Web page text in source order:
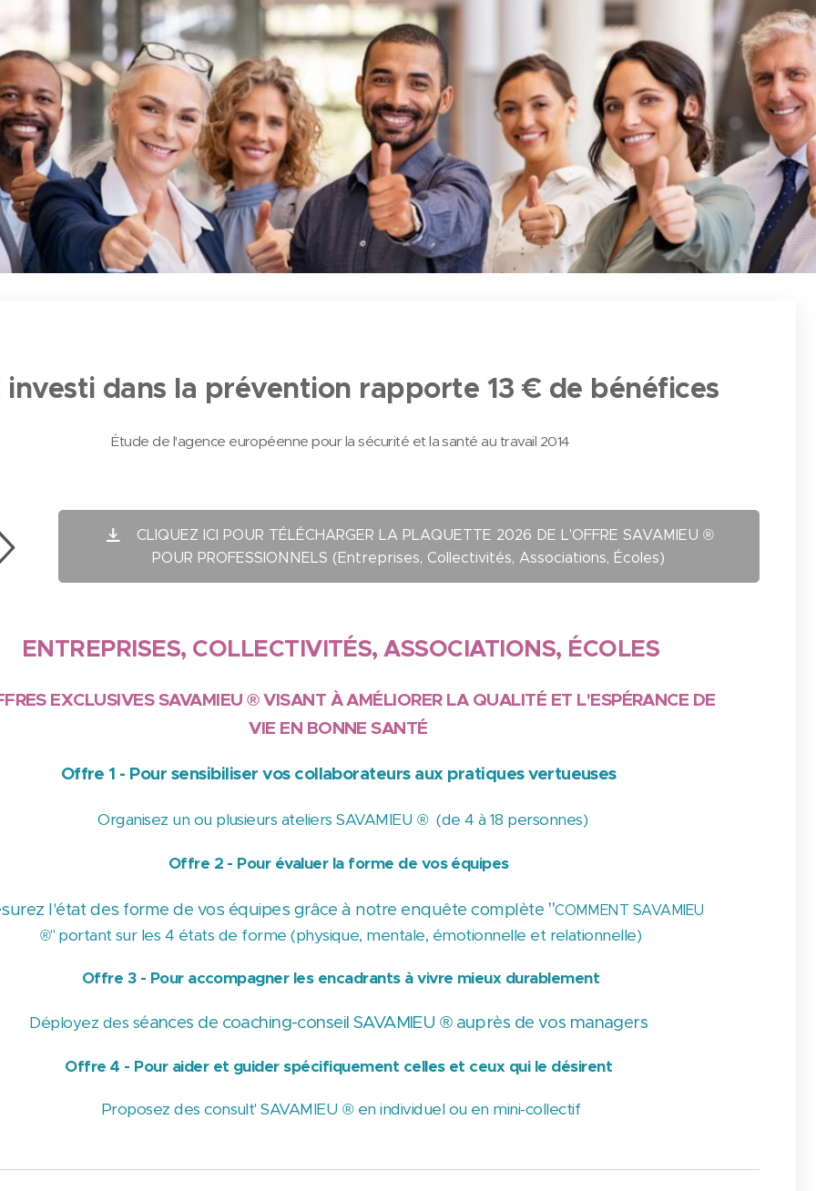
investi dans la prévention rapporte 13 € de bénéfices
Étude de l'agence européenne pour la sécurité et la santé au travail 2014
CLIQUEZ ICI POUR TÉLÉCHARGER LA PLAQUETTE 2026 DE L'OFFRE SAVAMIEU ®
POUR PROFESSIONNELS (Entreprises, Collectivités, Associations, Écoles)
ENTREPRISES, COLLECTIVITÉS, ASSOCIATIONS, ÉCOLES
EXCLUSIVES SAVAMIEU ® VISANT À AMÉLIORER LA QUALITÉ ET L'ESPÉRANCE DE
VIE EN BONNE SANTÉ
Offre 1 - Pour sensibiliser vos collaborateurs aux pratiques vertueuses
Organisez un ou plusieurs ateliers SAVAMIEU ® (de 4 à 18 personnes)
Offre 2 - Pour évaluerla forme de vos équipes
l'état des forme de vos équipes grâce à notre enquête complète "COMMENT SAVAMIEU
®" portant sur les 4 états de forme (physique, mentale, émotionnelle et relationnelle)
Offre 3 - Pour accompagner les encadrants à vivre mieux durablement
Déployez des séances de coaching-conseil SAVAMIEU ® auprès de vos managers
Offre 4 - Pour aider et guider spécifiquement celles et ceux qui le désirent
Proposez des consult' SAVAMIEU ® en individuel ou en mini-collectif